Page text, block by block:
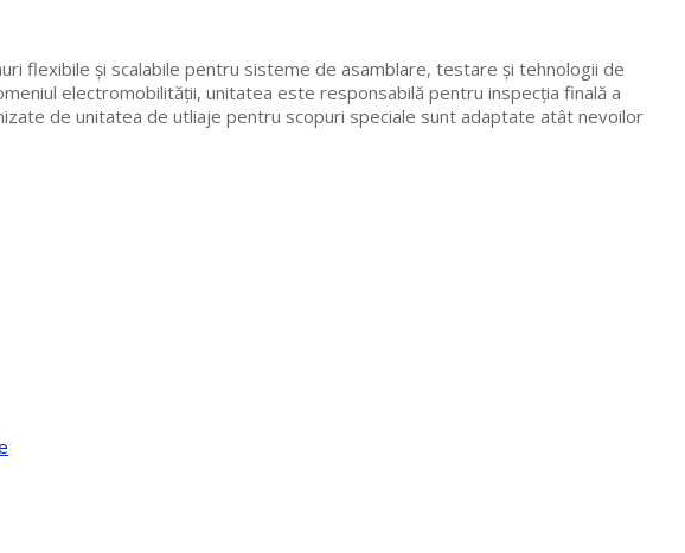
flexibile și scalabile pentru sisteme de asamblare, testare și tehnologii de
electromobilității, unitatea este responsabilă pentru inspecția finală a
de unitatea de utliaje pentru scopuri speciale sunt adaptate atât nevoilor